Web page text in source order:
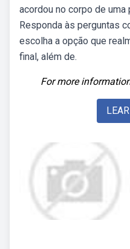
acordou no corpo de uma
Responda às perguntas
escolha a opção que
final, além de.
For more